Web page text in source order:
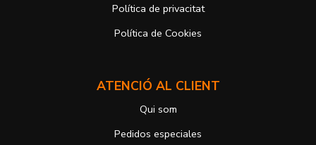
Si desea ampliar información sobre la política de privacidad de
nuestra empresa, puede hacerlo en el siguiente enlace:
Política de privacitat
Política de Cookies
ATENCIÓ AL CLIENT
Qui som
Pedidos especiales